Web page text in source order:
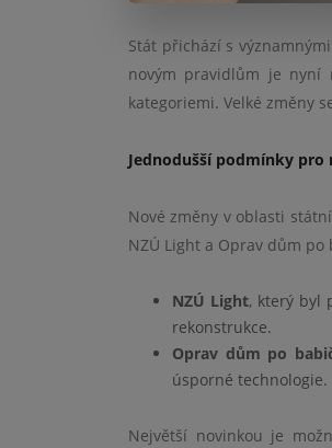
Stát přichází s
novým pravidlům je nyní
kategoriemi. Velké změny
Jednodušší podmínky pro
Nové změny v oblasti
NZÚ Light a Oprav dům po
NZÚ Light, který byl
rekonstrukce.
Oprav dům po
úsporné technologie.
Největší novinkou je